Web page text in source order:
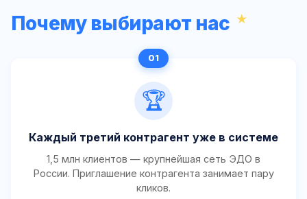
Почему выбирают нас
🏆
Каждый третий контрагент уже в системе
1,5 млн клиентов — крупнейшая сеть ЭДО в
России. Приглашение контрагента занимает пару
кликов.